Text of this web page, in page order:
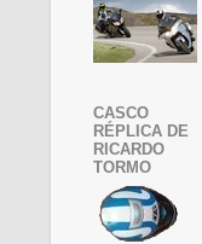
CASCO
RÉPLICA DE
RICARDO
TORMO